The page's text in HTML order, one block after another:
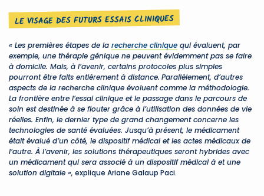
LE VISAGE DES FUTURS ESSAIS CLINIQUES
« Les premières étapes de la recherche clinique qui évaluent, par
exemple, une thérapie génique ne peuvent évidemment pas se faire
à domicile. Mais, à l’avenir, certains protocoles plus simples
pourront être faits entièrement à distance. Parallèlement, d’autres
aspects de la recherche clinique évoluent comme la méthodologie.
La frontière entre l’essai clinique et le passage dans le parcours de
soin est destinée à se flouter grâce à l’utilisation des données de vie
réelles. Enfin, le dernier type de grand changement concerne les
technologies de santé évaluées. Jusqu’à présent, le médicament
était évalué d’un côté, le dispositif médical et les actes médicaux de
l’autre. À l’avenir, les solutions thérapeutiques seront hybrides avec
un médicament qui sera associé à un dispositif médical à et une
solution digitale », explique Ariane Galaup Paci.